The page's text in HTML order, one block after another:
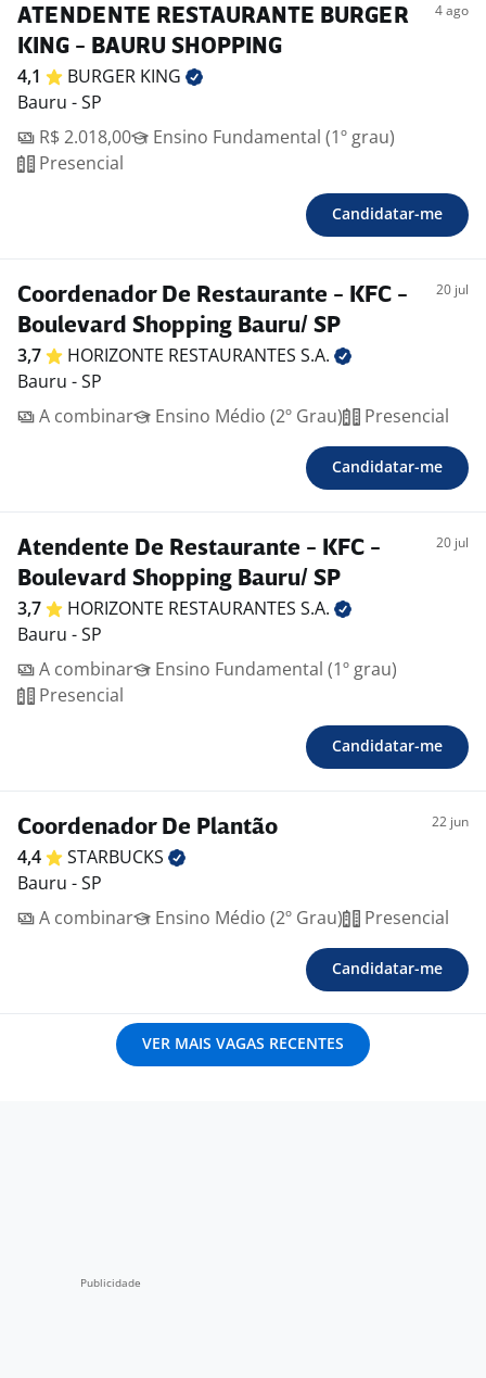
ATENDENTE RESTAURANTE BURGER
KING - BAURU SHOPPING
4 ago
4,1 BURGER KING
Bauru - SP
R$ 2.018,00
Ensino Fundamental (1º grau)
Presencial
Candidatar-me
Coordenador De Restaurante - KFC -
Boulevard Shopping Bauru/ SP
20 jul
3,7 HORIZONTE RESTAURANTES S.A.
Bauru - SP
A combinar
Ensino Médio (2º Grau) Presencial
Candidatar-me
Atendente De Restaurante - KFC -
Boulevard Shopping Bauru/ SP
20 jul
3,7 HORIZONTE RESTAURANTES S.A.
Bauru - SP
A combinar
Ensino Fundamental (1º grau)
Presencial
Candidatar-me
Coordenador De Plantão 22 jun
4,4
STARBUCKS
Bauru - SP
A combinar
Ensino Médio (2º Grau) Presencial
Candidatar-me
VER MAIS VAGAS RECENTES